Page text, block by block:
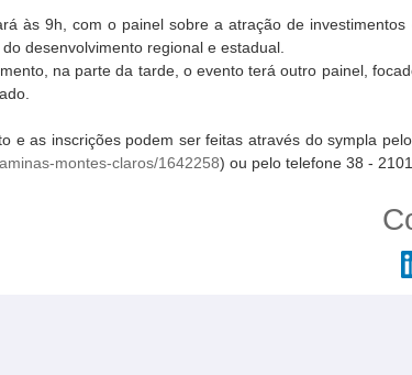
às 9h, com o painel sobre a atração de
desenvolvimento regional e estadual.
na parte da tarde, o evento terá outro painel,
e as inscrições podem ser feitas através do sympla
montes-claros/1642258) ou pelo telefone 38 -